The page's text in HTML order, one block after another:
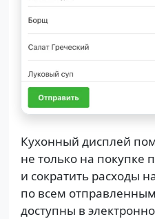
Кухонный дисплей
не только на покупке
и сократить расходы
по всем отправленным
доступны в